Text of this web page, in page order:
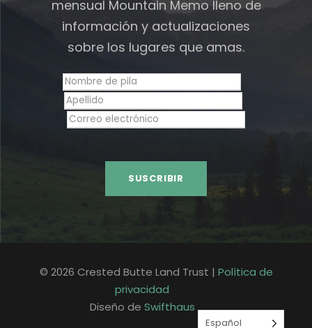
mensual Mountain Memo lleno de
información y actualizaciones
sobre los lugares que amas.
© 2026 Crested Butte Land Trust | Política de
privacidad
Diseño de Swifthaus
Español